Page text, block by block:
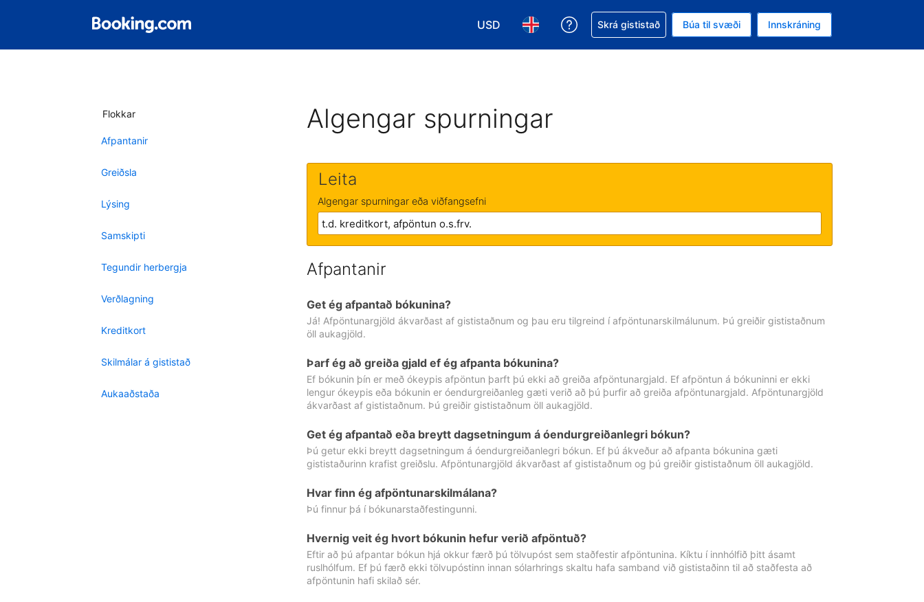
USD
Veldu gjaldmiðil. Í augnablikinu er gjaldmiðillinn Bandaríkjadalur
Veldu þitt tungumál. Í augnablikinu er tungumál þitt Íslensku
Fá aðstoð við bókunina
Skrá gististað Búa til svæði Innskráning
Flokkar
Afpantanir
Greiðsla
Lýsing
Samskipti
Tegundir herbergja
Verðlagning
Kreditkort
Skilmálar á gististað
Aukaaðstaða
Algengar spurningar
Leita
Algengar spurningar eða viðfangsefni
Afpantanir
Get ég afpantað bókunina?
Já! Afpöntunargjöld ákvarðast af gististaðnum og þau eru tilgreind í afpöntunarskilmálunum. Þú greiðir gististaðnum
öll aukagjöld.
Þarf ég að greiða gjald ef ég afpanta bókunina?
Ef bókunin þín er með ókeypis afpöntun þarft þú ekki að greiða afpöntunargjald. Ef afpöntun á bókuninni er ekki
lengur ókeypis eða bókunin er óendurgreiðanleg gæti verið að þú þurfir að greiða afpöntunargjald. Afpöntunargjöld
ákvarðast af gististaðnum. Þú greiðir gististaðnum öll aukagjöld.
Get ég afpantað eða breytt dagsetningum á óendurgreiðanlegri bókun?
Þú getur ekki breytt dagsetningum á óendurgreiðanlegri bókun. Ef þú ákveður að afpanta bókunina gæti
gististaðurinn krafist greiðslu. Afpöntunargjöld ákvarðast af gististaðnum og þú greiðir gististaðnum öll aukagjöld.
Hvar finn ég afpöntunarskilmálana?
Þú finnur þá í bókunarstaðfestingunni.
Hvernig veit ég hvort bókunin hefur verið afpöntuð?
Eftir að þú afpantar bókun hjá okkur færð þú tölvupóst sem staðfestir afpöntunina. Kíktu í innhólfið þitt ásamt
ruslhólfum. Ef þú færð ekki tölvupóstinn innan sólarhrings skaltu hafa samband við gististaðinn til að staðfesta að
afpöntunin hafi skilað sér.